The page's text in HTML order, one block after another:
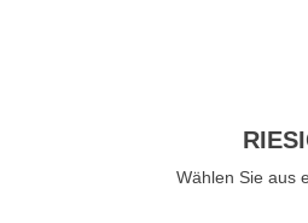
Wählen Sie aus